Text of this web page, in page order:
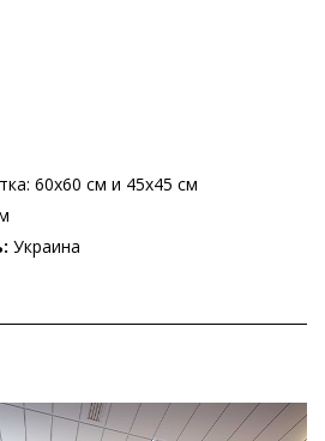
60х60 см и 45х45 см
Украина